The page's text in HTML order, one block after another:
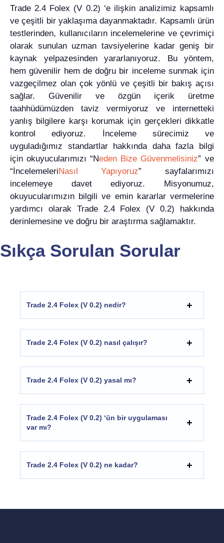
Trade 2.4 Folex (V 0.2) ‘e ilişkin analizimiz kapsamlı
ve çeşitli bir yaklaşıma dayanmaktadır. Kapsamlı ürün
testlerinden, kullanıcıların incelemelerine ve çevrimiçi
olarak sunulan uzman tavsiyelerine kadar geniş bir
kaynak yelpazesinden yararlanıyoruz. Bu yöntem,
hem güvenilir hem de doğru bir inceleme sunmak için
vazgeçilmez olan çok yönlü ve çeşitli bir bakış açısı
sağlar. Güvenilir ve özgün içerik üretme
taahhüdümüzden taviz vermiyoruz ve internetteki
yanlış bilgilere karşı korumak için gerçekleri dikkatle
kontrol ediyoruz. İnceleme sürecimiz ve
uyguladığımız standartlar hakkında daha fazla bilgi
için okuyucularımızı “Neden Bize Güvenmelisiniz” ve
“İncelemeleriNasıl Yapıyoruz” sayfalarımızı
incelemeye davet ediyoruz. Misyonumuz,
okuyucularımızın bilgili ve emin kararlar vermelerine
yardımcı olarak Trade 2.4 Folex (V 0.2) hakkında
derinlemesine ve doğru bir araştırma sağlamaktır.
Sıkça Sorulan Sorular
Trade 2.4 Folex (V 0.2) nedir?
Trade 2.4 Folex (V 0.2) nasıl çalışır?
Trade 2.4 Folex (V 0.2) yasal mı?
Trade 2.4 Folex (V 0.2) ‘ün bir uygulaması
var mı?
Trade 2.4 Folex (V 0.2) ne kadar?